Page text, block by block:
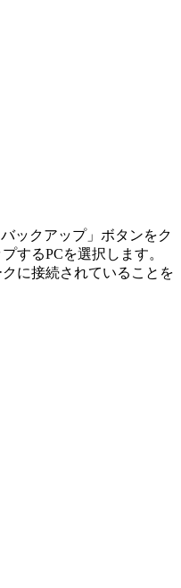
ックアップ」ボタンをク
するPCを選択します。
に接続されていることを